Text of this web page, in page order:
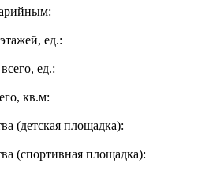
ед.:
ед.:
кв.м:
(детская площадка):
(спортивная площадка):